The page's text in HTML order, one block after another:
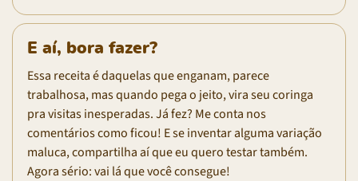
E aí, bora fazer?
Essa receita é daquelas que enganam, parece
trabalhosa, mas quando pega o jeito, vira seu coringa
pra visitas inesperadas. Já fez? Me conta nos
comentários como ficou! E se inventar alguma variação
maluca, compartilha aí que eu quero testar também.
Agora sério: vai lá que você consegue!